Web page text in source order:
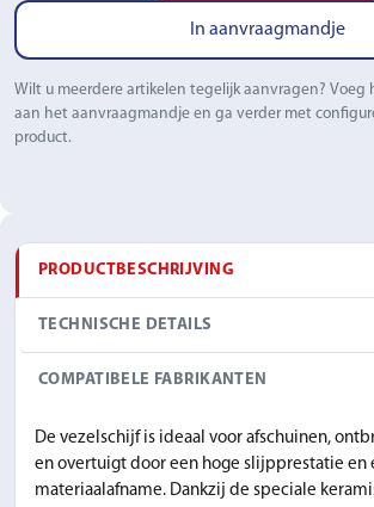
PRODUCTBESCHRIJVING
TECHNISCHE DETAILS
COMPATIBELE FABRIKANTEN
De vezelschijf is ideaal voor afschuinen,
en overtuigt door een hoge slijpprestatie en
materiaalafname. Dankzij de speciale
In aanvraagmandje
Wilt u meerdere artikelen tegelijk aanvragen? Voeg
aan het aanvraagmandje en ga verder met
product.